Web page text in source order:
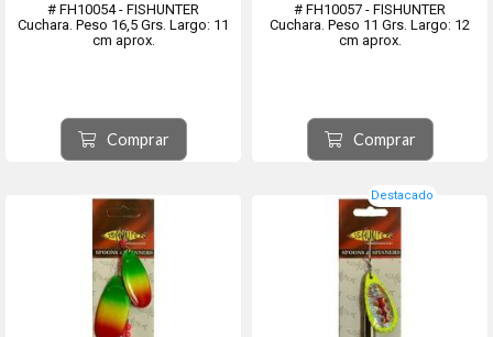
# FH10054 - FISHUNTER
Cuchara. Peso 16,5 Grs. Largo: 11
cm aprox.
Comprar
# FH10057 - FISHUNTER
Cuchara. Peso 11 Grs. Largo: 12
cm aprox.
Comprar
Destacado